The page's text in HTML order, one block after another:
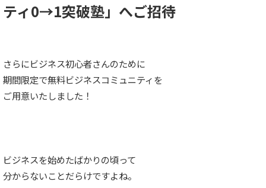
ティ0→1突破塾」へご招待
さらにビジネス初心者さんのために
期間限定で無料ビジネスコミュニティを
ご用意いたしました！
ビジネスを始めたばかりの頃って
分からないことだらけですよね。